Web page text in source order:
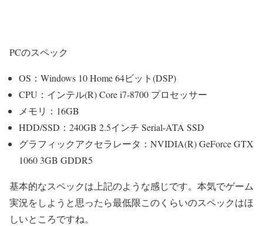
PCのスペック
OS：Windows 10 Home 64ビット(DSP)
CPU：インテル(R) Core i7-8700 プロセッサー
メモリ：16GB
HDD/SSD：240GB 2.5インチ Serial-ATA SSD
グラフィックアクセラレータ：NVIDIA(R) GeForce GTX
1060 3GB GDDR5
基本的なスペックは上記のような感じです。本気でゲーム
実況をしようと思ったら最低限このくらいのスペックはほ
しいところですね。